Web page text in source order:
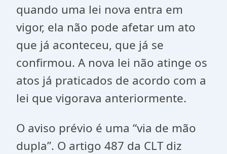
quando uma lei nova entra em
vigor, ela não pode afetar um ato
que já aconteceu, que já se
confirmou. A nova lei não atinge os
atos já praticados de acordo com a
lei que vigorava anteriormente.
O aviso prévio é uma “via de mão
dupla”. O artigo 487 da CLT diz